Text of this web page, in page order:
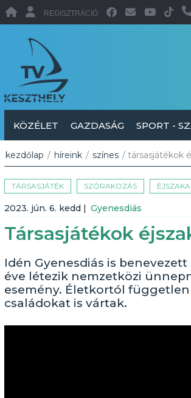
REGISZTRÁCIÓ
KÖZÉLET GAZDASÁG SPORT -
kezdőlap / híreink / színes / társasjátékok
TÁRSASJÁTÉK SZÓRAKOZÁS ÉJSZAKA
2023. jún. 6. kedd | Gyenesdiás
Társasjátékok
Idén Gyenesdiás is
éve létezik nemzetközi
esemény. Életkortól
családokat is vártak.